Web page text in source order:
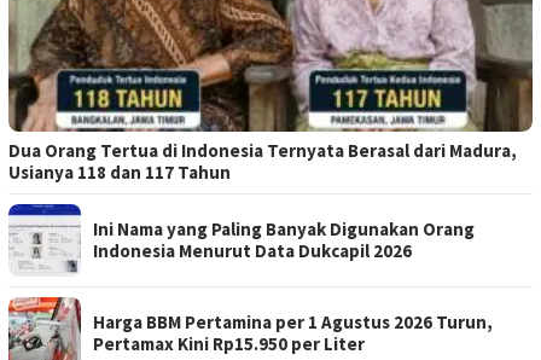
Dua Orang Tertua di Indonesia Ternyata Berasal dari Madura,
Usianya 118 dan 117 Tahun
Ini Nama yang Paling Banyak Digunakan Orang
Indonesia Menurut Data Dukcapil 2026
Harga BBM Pertamina per 1 Agustus 2026 Turun,
Pertamax Kini Rp15.950 per Liter